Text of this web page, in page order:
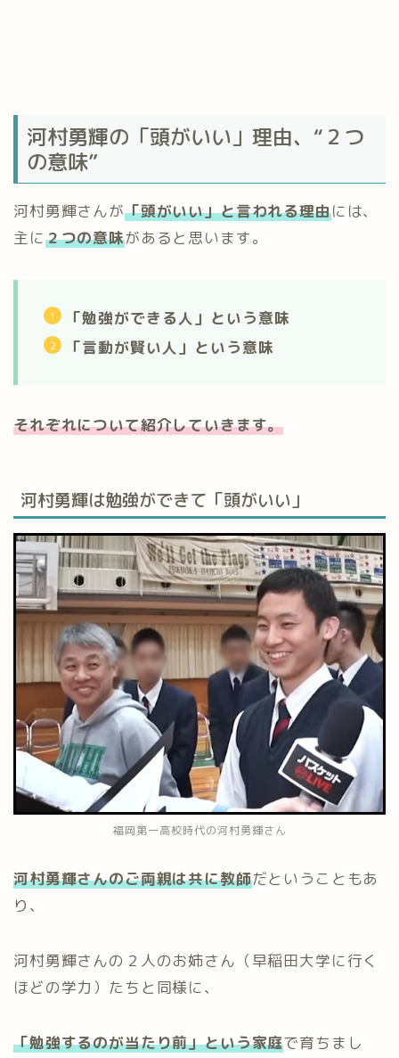
河村勇輝の「頭がいい」理由、“２つ
の意味”
河村勇輝さんが「頭がいい」と言われる理由には、
主に２つの意味があると思います。
「勉強ができる人」という意味
「言動が賢い人」という意味
それぞれについて紹介していきます。
河村勇輝は勉強ができて「頭がいい」
福岡第一高校時代の河村勇輝さん
河村勇輝さんのご両親は共に教師だということもあ
り、
河村勇輝さんの２人のお姉さん（早稲田大学に行く
ほどの学力）たちと同様に、
「勉強するのが当たり前」という家庭で育ちまし